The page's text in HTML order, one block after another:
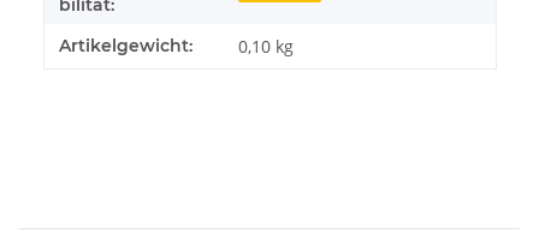
bilität:
Artikelgewicht: 0,10 kg